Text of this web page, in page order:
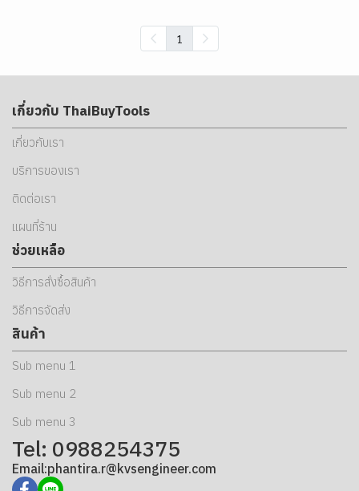
1
เกี่ยวกับ ThaiBuyTools
เกี่ยวกับเรา
บริการของเรา
ติดต่อเรา
แผนที่ร้าน
ช่วยเหลือ
วิธีการสั่งซื้อสินค้า
วิธีการจัดส่ง
สินค้า
Sub menu 1
Sub menu 2
Sub menu 3
Tel: 0988254375
Email:phantira.r@kvsengineer.com